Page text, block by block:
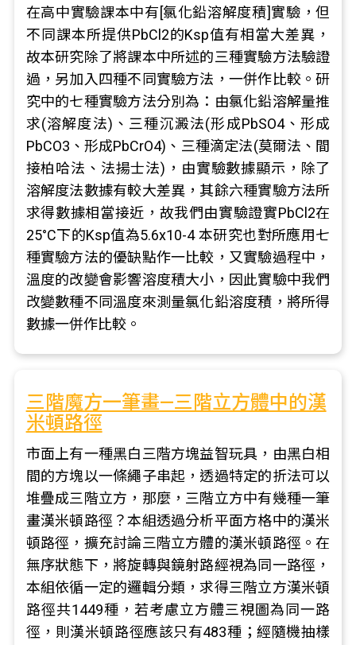
在高中實驗課本中有[氯化鉛溶解度積]實驗，但
不同課本所提供PbCl2的Ksp值有相當大差異，
故本研究除了將課本中所述的三種實驗方法驗證
過，另加入四種不同實驗方法，一併作比較。研
究中的七種實驗方法分別為：由氯化鉛溶解量推
求(溶解度法)、三種沉澱法(形成PbSO4、形成
PbCO3、形成PbCrO4)、三種滴定法(莫爾法、間
接柏哈法、法揚士法)，由實驗數據顯示，除了
溶解度法數據有較大差異，其餘六種實驗方法所
求得數據相當接近，故我們由實驗證實PbCl2在
25°C下的Ksp值為5.6x10-4 本研究也對所應用七
種實驗方法的優缺點作一比較，又實驗過程中，
溫度的改變會影響溶度積大小，因此實驗中我們
改變數種不同溫度來測量氯化鉛溶度積，將所得
數據一併作比較。
三階魔方一筆畫—三階立方體中的漢
米頓路徑
市面上有一種黑白三階方塊益智玩具，由黑白相
間的方塊以一條繩子串起，透過特定的折法可以
堆疊成三階立方，那麼，三階立方中有幾種一筆
畫漢米頓路徑？本組透過分析平面方格中的漢米
頓路徑，擴充討論三階立方體的漢米頓路徑。在
無序狀態下，將旋轉與鏡射路經視為同一路徑，
本組依循一定的邏輯分類，求得三階立方漢米頓
路徑共1449種，若考慮立方體三視圖為同一路
徑，則漢米頓路徑應該只有483種；經隨機抽樣